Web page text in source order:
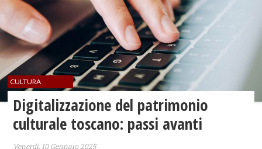
CULTURA
Digitalizzazione del patrimonio
culturale toscano: passi avanti
Venerdì, 10 Gennaio 2025